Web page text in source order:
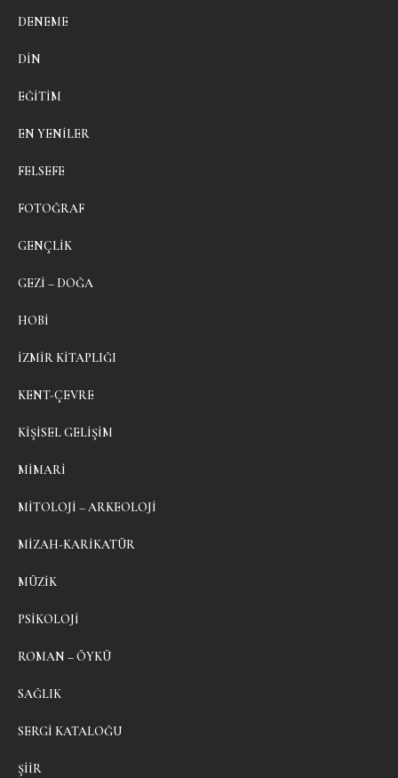
DENEME
DIN
EĞITIM
EN YENILER
FELSEFE
FOTOĞRAF
GENÇLIK
GEZI – DOĞA
HOBI
İZMIR KITAPLIĞI
KENT-ÇEVRE
KIŞISEL GELIŞIM
MIMARI
MITOLOJI – ARKEOLOJI
MIZAH-KARIKATÜR
MÜZIK
PSIKOLOJI
ROMAN – ÖYKÜ
SAĞLIK
SERGI KATALOĞU
ŞIIR